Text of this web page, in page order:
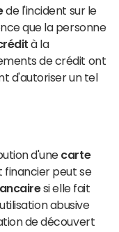
de l'incident sur le
que la personne
à la
de crédit ont
d'autoriser un tel
d'une carte
financier peut se
si elle fait
abusive
de découvert